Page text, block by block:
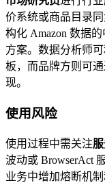
价系统或商品目录
构化 Amazon 数据
方案。数据分析师
板，而品牌方则可
现。
使用风险
使用过程中需关注
波动或 BrowserAct
业务中增加熔断机制